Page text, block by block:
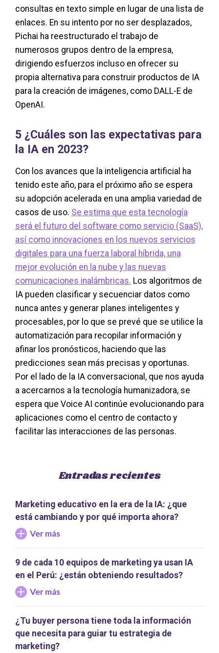
consultas en texto simple en lugar de una lista de
enlaces. En su intento por no ser desplazados,
Pichai ha reestructurado el trabajo de
numerosos grupos dentro de la empresa,
dirigiendo esfuerzos incluso en ofrecer su
propia alternativa para construir productos de IA
para la creación de imágenes, como DALL-E de
OpenAI.
5 ¿Cuáles son las expectativas para
la IA en 2023?
Con los avances que la inteligencia artificial ha
tenido este año, para el próximo año se espera
su adopción acelerada en una amplia variedad de
casos de uso. Se estima que esta tecnología
será el futuro del software como servicio (SaaS),
así como innovaciones en los nuevos servicios
digitales para una fuerza laboral híbrida, una
mejor evolución en la nube y las nuevas
comunicaciones inalámbricas. Los algoritmos de
IA pueden clasificar y secuenciar datos como
nunca antes y generar planes inteligentes y
procesables, por lo que se prevé que se utilice la
automatización para recopilar información y
afinar los pronósticos, haciendo que las
predicciones sean más precisas y oportunas.
Por el lado de la IA conversacional, que nos ayuda
a acercarnos a la tecnología humanizadora, se
espera que Voice AI continúe evolucionando para
aplicaciones como el centro de contacto y
facilitar las interacciones de las personas.
Entradas recientes
Marketing educativo en la era de la IA: ¿que
está cambiando y por qué importa ahora?
Ver más
9 de cada 10 equipos de marketing ya usan IA
en el Perú: ¿están obteniendo resultados?
Ver más
¿Tu buyer persona tiene toda la información
que necesita para guiar tu estrategia de
marketing?